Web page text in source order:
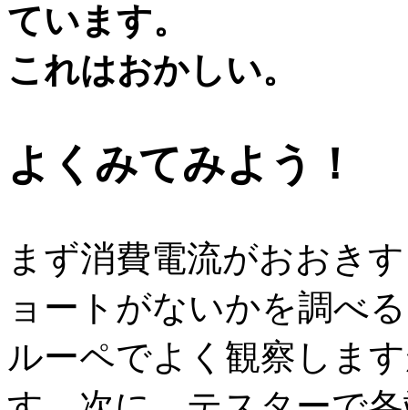
ています。
これはおかしい。
よくみてみよう！
まず消費電流がおおき
ョートがないかを調べ
ルーペでよく観察しま